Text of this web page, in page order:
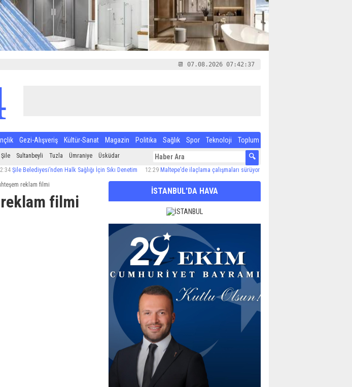
📆 07.08.2026 07:42:38
Gezi-Alışveriş Kültür-Sanat Magazin Politika Sağlık Spor Teknoloji Toplum
Şile Sultanbeyli Tuzla Ümraniye
Üsküdar
Belediyesi’nden Halk Sağlığı İçin Sıkı Denetim 12:29 Maltepe’de ilaçlama çalışmaları sürüyor 12:24 Özel Çocuk ve Aile Akademisi’nde
reklam filmi
reklam filmi
İSTANBUL'DA HAVA